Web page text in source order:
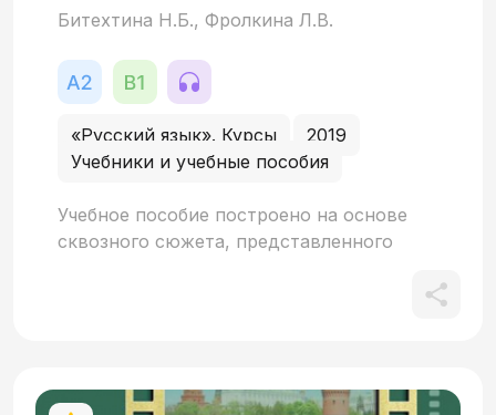
Битехтина Н.Б., Фролкина Л.В.
«Русский язык». Курсы
2019
Учебники и учебные пособия
Учебное пособие построено на основе
сквозного сюжета, представленного
устной речи. В пособии при работе с